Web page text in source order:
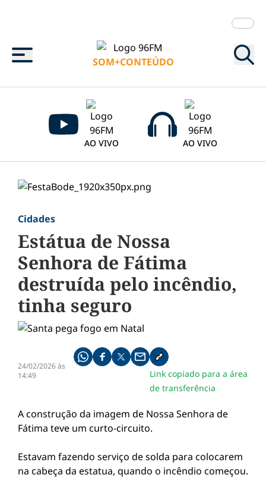
Menu
SOM+CONTEÚDO
AO VIVO AO VIVO
Cidades
Estátua de Nossa
Senhora de Fátima
destruída pelo incêndio,
tinha seguro
24/02/2026 às
14:49
Compartilhe pelo whatsapp
Compartilhar no facebook
Compartilhar no twitter
Compartilhe pelo email
Copiar link da notícia
Link copiado para a área
de transferência
A construção da imagem de Nossa Senhora de
Fátima teve um curto-circuito.
Estavam fazendo serviço de solda para colocarem
na cabeça da estatua, quando o incêndio começou.